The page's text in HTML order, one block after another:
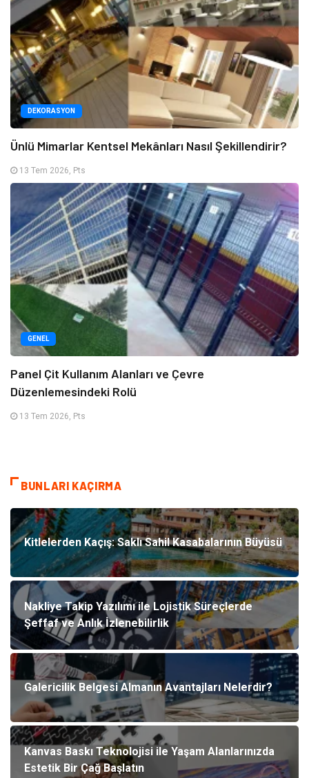
DEKORASYON
Ünlü Mimarlar Kentsel Mekânları Nasıl Şekillendirir?
13 Tem 2026, Pts
GENEL
Panel Çit Kullanım Alanları ve Çevre
Düzenlemesindeki Rolü
13 Tem 2026, Pts
BUNLARI KAÇIRMA
Kitlelerden Kaçış: Saklı Sahil Kasabalarının Büyüsü
Nakliye Takip Yazılımı ile Lojistik Süreçlerde
Şeffaf ve Anlık İzlenebilirlik
Galericilik Belgesi Almanın Avantajları Nelerdir?
Kanvas Baskı Teknolojisi ile Yaşam Alanlarınızda
Estetik Bir Çağ Başlatın